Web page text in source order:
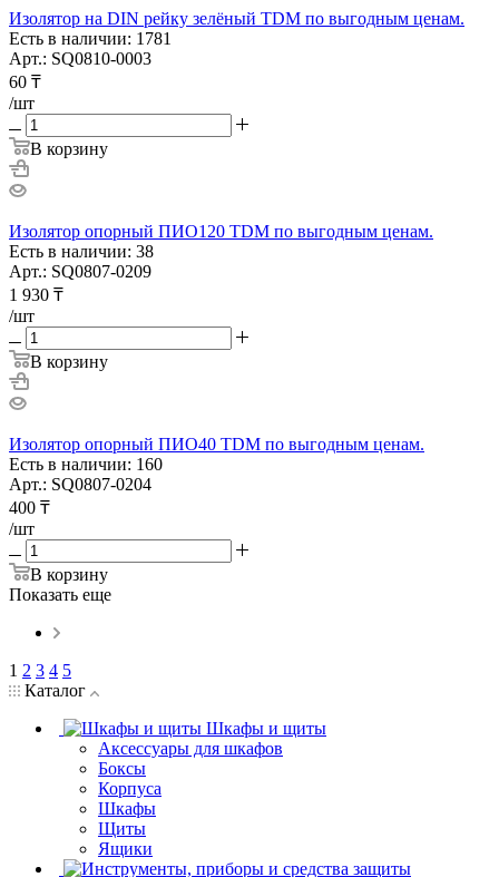
Изолятор на DIN рейку зелёный TDM по выгодным ценам.
Есть в наличии: 1781
Арт.: SQ0810-0003
60 ₸
/шт
В корзину
Изолятор опорный ПИО120 TDM по выгодным ценам.
Есть в наличии: 38
Арт.: SQ0807-0209
1 930 ₸
/шт
В корзину
Изолятор опорный ПИО40 TDM по выгодным ценам.
Есть в наличии: 160
Арт.: SQ0807-0204
400 ₸
/шт
В корзину
Показать еще
1 2 3 4 5
Каталог
Шкафы и щиты
Аксессуары для шкафов
Боксы
Корпуса
Шкафы
Щиты
Ящики